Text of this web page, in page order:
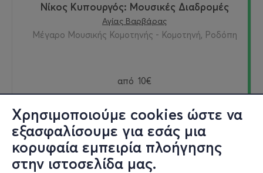
Χρησιμοποιούμε cookies ώστε να
εξασφαλίσουμε για εσάς μια
κορυφαία εμπειρία πλοήγησης
στην ιστοσελίδα μας.
Νίκος Κυπουργός: Μουσικές Διαδρομές
Αγίας Βαρβάρας
Μέγαρο Μουσικής Κομοτηνής - Κομοτηνή, Ροδόπη
από 10€
Εισιτήρια